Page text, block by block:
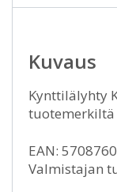
Kuvaus
Kynttilälyhty
tuotemerkiltä
EAN:
Valmistajan